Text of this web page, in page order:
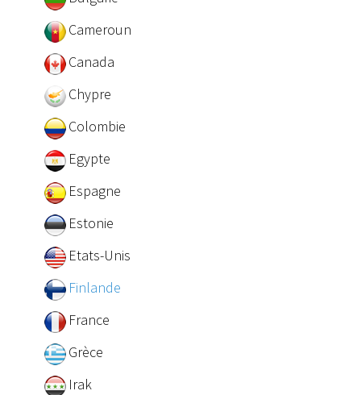
Cameroun
Canada
Chypre
Colombie
Egypte
Espagne
Estonie
Etats-Unis
Finlande
France
Grèce
Irak